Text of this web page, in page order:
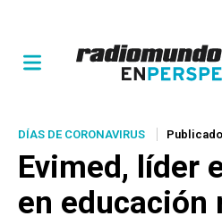
DÍAS DE CORONAVIRUS
Evimed, líder
en educación